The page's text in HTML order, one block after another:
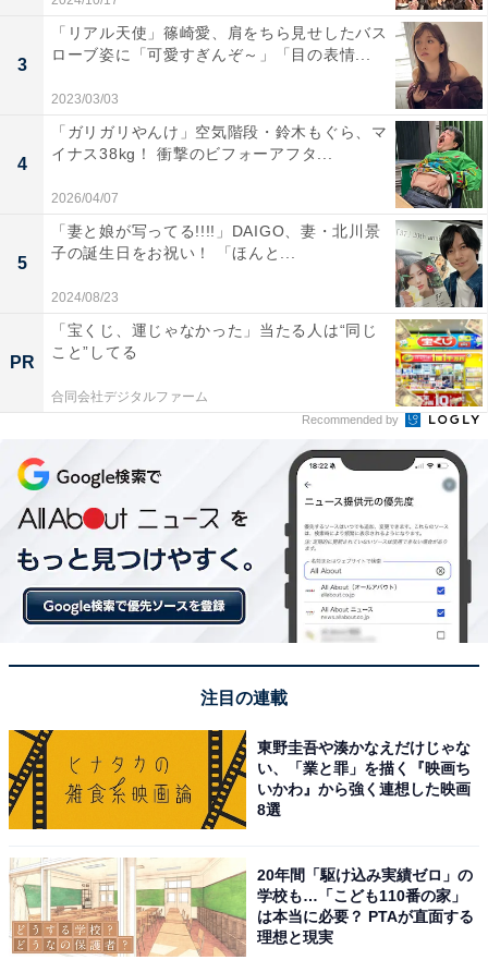
3
「リアル天使」篠崎愛、肩をちら見せしたバス
ローブ姿に「可愛すぎんぞ～」「目の表情...
2023/03/03
4
「ガリガリやんけ」空気階段・鈴木もぐら、マ
イナス38kg！ 衝撃のビフォーアフタ...
2026/04/07
5
「妻と娘が写ってる!!!!」DAIGO、妻・北川景
子の誕生日をお祝い！ 「ほんと...
2024/08/23
PR
「宝くじ、運じゃなかった」当たる人は“同じ
こと”してる
合同会社デジタルファーム
Recommended by
注目の連載
東野圭吾や湊かなえだけじゃな
い、「業と罪」を描く『映画ち
いかわ』から強く連想した映画
8選
20年間「駆け込み実績ゼロ」の
学校も…「こども110番の家」
は本当に必要？ PTAが直面する
理想と現実